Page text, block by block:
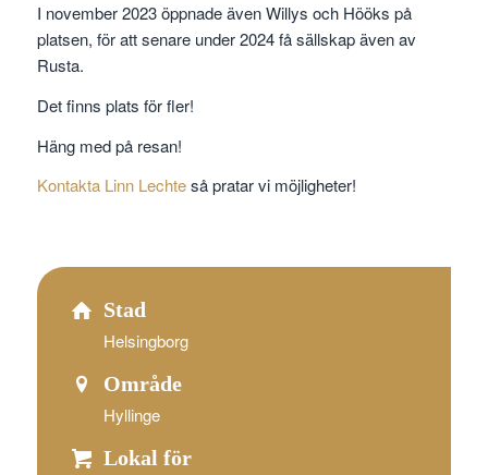
I november 2023 öppnade även Willys och Hööks på
platsen, för att senare under 2024 få sällskap även av
Rusta.
Det finns plats för fler!
Häng med på resan!
Kontakta Linn Lechteså pratar vi möjligheter!
Stad
Helsingborg
Område
Hyllinge
Lokal för